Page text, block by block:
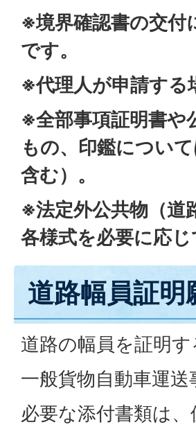
※境界確認書の交付
です。
※代理人が申請する
※全部事項証明書や
もの、印鑑につい
含む）。
※法定外公共物（道
各様式を必要に応
道路幅員証明
道路の幅員を証明
一般貨物自動車運
必要な添付書類は